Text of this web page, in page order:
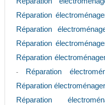
Réparation
Réparation
Réparation
Réparation
- Réparation
Réparation
Réparation